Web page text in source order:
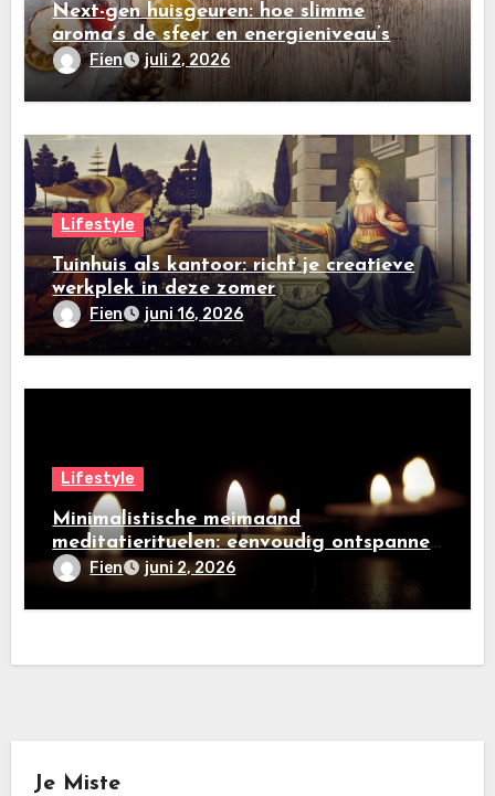
Next-gen huisgeuren: hoe slimme
aroma’s de sfeer en energieniveau’s
beïnvloeden
Fien juli 2, 2026
Lifestyle
Tuinhuis als kantoor: richt je creatieve
werkplek in deze zomer
Fien juni 16, 2026
Lifestyle
Minimalistische meimaand
meditatierituelen: eenvoudig ontspannen
in een drukke wereld
Fien juni 2, 2026
Je Miste